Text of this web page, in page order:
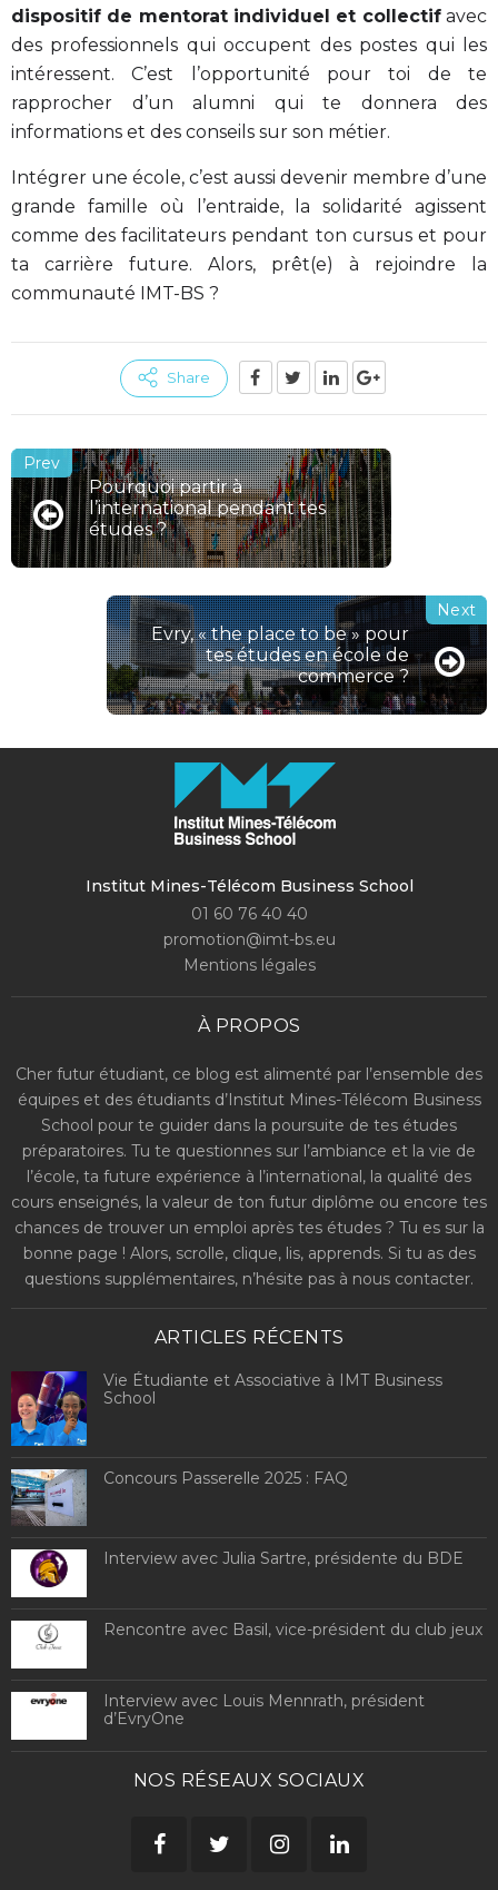
dispositif de mentorat individuel et collectifavec
des professionnels qui occupent des postes qui les
intéressent. C’est l’opportunité pour toi de te
rapprocher d’un alumni qui te donnera des
informations et des conseils sur son métier.
Intégrer une école, c’est aussi devenir membre d’une
grande famille où l’entraide, la solidarité agissent
comme des facilitateurs pendant ton cursus et pour
ta carrière future. Alors, prêt(e) à rejoindre la
communauté IMT-BS ?
Share
Pourquoi partir à
l’international pendant tes
études ?
Evry, « the place to be » pour
tes études en école de
commerce ?
Institut Mines-Télécom Business School
01 60 76 40 40
promotion@imt-bs.eu
Mentions légales
À PROPOS
Cher futur étudiant, ce blog est alimenté par l’ensemble des
équipes et des étudiants d’Institut Mines-Télécom Business
School pour te guider dans la poursuite de tes études
préparatoires. Tu te questionnes sur l’ambiance et la vie de
l’école, ta future expérience à l’international, la qualité des
cours enseignés, la valeur de ton futur diplôme ou encore tes
chances de trouver un emploi après tes études ? Tu es sur la
bonne page ! Alors, scrolle, clique, lis, apprends. Si tu as des
questions supplémentaires, n’hésite pas à nous contacter.
ARTICLES RÉCENTS
Vie Étudiante et Associative à IMT Business
School
Concours Passerelle 2025 : FAQ
Interview avec Julia Sartre, présidente du BDE
Rencontre avec Basil, vice-président du club jeux
Interview avec Louis Mennrath, président
d’EvryOne
NOS RÉSEAUX SOCIAUX